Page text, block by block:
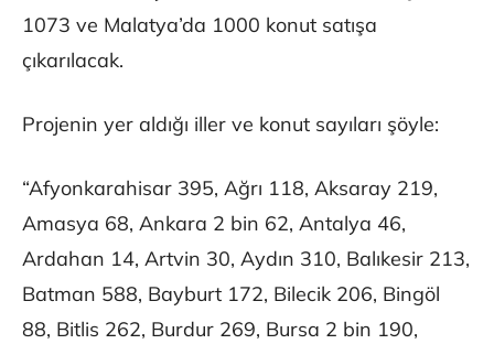
1073 ve Malatya’da 1000 konut satışa
çıkarılacak.
Projenin yer aldığı iller ve konut sayıları şöyle:
“Afyonkarahisar 395, Ağrı 118, Aksaray 219,
Amasya 68, Ankara 2 bin 62, Antalya 46,
Ardahan 14, Artvin 30, Aydın 310, Balıkesir 213,
Batman 588, Bayburt 172, Bilecik 206, Bingöl
88, Bitlis 262, Burdur 269, Bursa 2 bin 190,